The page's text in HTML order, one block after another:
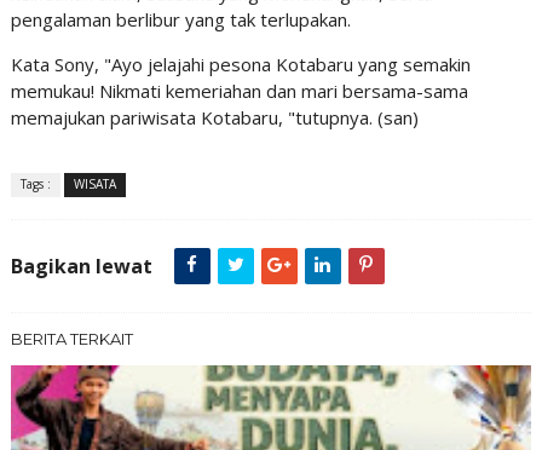
pengalaman berlibur yang tak terlupakan.
Kata Sony, "Ayo jelajahi pesona Kotabaru yang semakin
memukau! Nikmati kemeriahan dan mari bersama-sama
memajukan pariwisata Kotabaru, "tutupnya. (san)
Tags : WISATA
Bagikan lewat
BERITA TERKAIT